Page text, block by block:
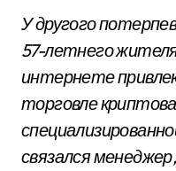
У другого
57-летнего
интернете
торговле
связался